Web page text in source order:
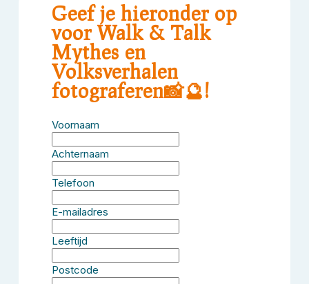
Geef je hieronder op
voor Walk & Talk
Mythes en
Volksverhalen
fotograferen📸🔮!
Voornaam
Achternaam
Telefoon
E-mailadres
Leeftijd
Postcode